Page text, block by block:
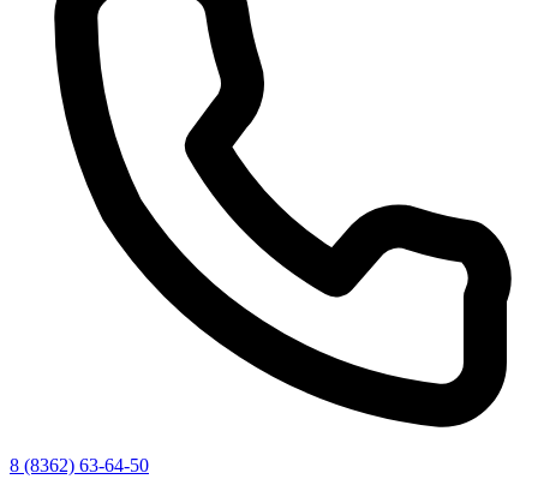
8 (8362) 63-64-50